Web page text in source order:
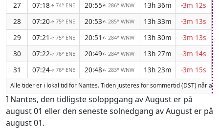
27
07:18↑ 74° ENE 20:55↑ 286° WNW 13h 36m
-3m 12s
28
07:20↑ 75° ENE 20:53↑ 285° WNW 13h 33m
-3m 13s
29
07:21 ↑ 75° ENE 20:51 ↑ 284° WNW 13h 30m
-3m 13s
30
07:22↑ 76° ENE 20:49↑ 284° WNW 13h 27m
-3m 14s
31
07:24↑ 76° ENE 20:48↑ 283° WNW 13h 23m -3m 15s
Alle tider er i lokal tid for Nantes. Tiden justeres for sommertid (DST) når
I Nantes, den tidligste soloppgang av August er på
august 01 eller den seneste solnedgang av August er på
august 01.